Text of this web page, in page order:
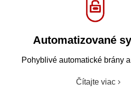
Automatizované
Pohyblivé automatické brány